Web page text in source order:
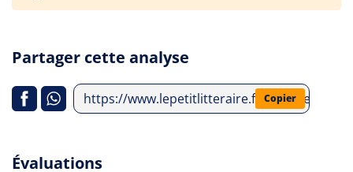
Partager cette analyse
https://www.lepetitlitteraire.fr/analyses-
Copier
Évaluations